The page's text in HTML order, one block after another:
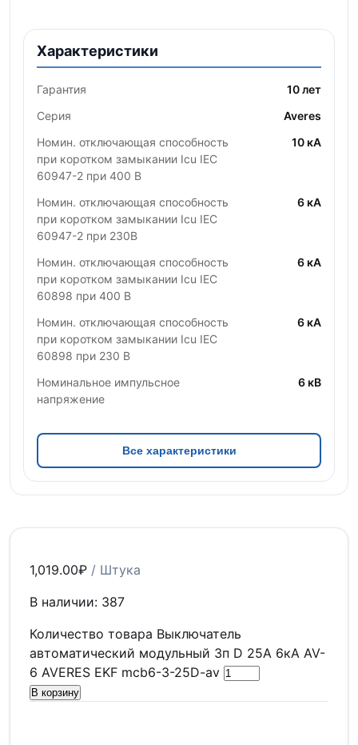
Характеристики
Гарантия
10 лет
Серия
Averes
Номин. отключающая способность
при коротком замыкании Icu IEC
60947-2 при 400 В
10 кА
Номин. отключающая способность
при коротком замыкании Icu IEC
60947-2 при 230В
6 кА
Номин. отключающая способность
при коротком замыкании Icu IEC
60898 при 400 В
6 кА
Номин. отключающая способность
при коротком замыкании Icu IEC
60898 при 230 В
6 кА
Номинальное импульсное
напряжение
6 кВ
Все характеристики
1,019.00₽ / Штука
В наличии: 387
Количество товара Выключатель
автоматический модульный 3п D 25А 6кА AV-
6 AVERES EKF mcb6-3-25D-av
В корзину